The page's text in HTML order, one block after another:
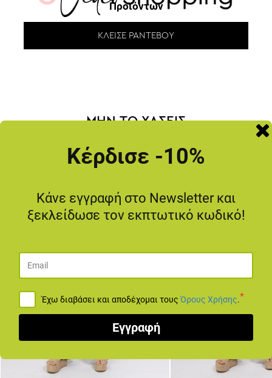
Προϊόντων
ΚΛΕΊΣΕ ΡΑΝΤΕΒΟΎ
ΜΗΝ ΤΟ ΧΑΣΕΙΣ
-20%
Κέρδισε -10%
Κάνε εγγραφή στο Newsletter και
ξεκλείδωσε τον εκπτωτικό κωδικό!
Έχω διαβάσει και αποδέχομαι τουςΌρους Χρήσης.*
Εγγραφή